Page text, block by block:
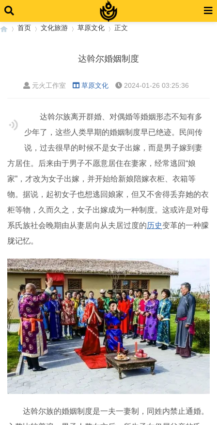
首页 文化旅游 草原文化 正文
达斡尔婚姻制度
元火工作室 草原文化 2024-01-26 03:25:36
达斡尔族离开群婚、对偶婚等婚姻形态不知有多
少年了，这些人类早期的婚姻制度早已绝迹。民间传
说，过去很早的时候不是女子出嫁，而是男子嫁到妻
方居住。后来由于男子不愿意居住在妻家，经常逃回“娘
家”，才改为女子出嫁，并开始给新娘陪嫁衣柜、衣箱等
物。据说，起初女子也想逃回娘家，但又不舍得丢弃她的衣
柜等物，久而久之，女子出嫁成为一种制度。这或许是对母
系氏族社会晚期由从妻居向从夫居过度的历史变革的一种朦
胧记忆。
达斡尔族的婚姻制度是一夫一妻制，同姓内禁止通婚。